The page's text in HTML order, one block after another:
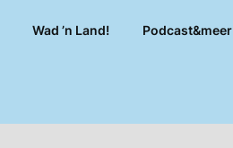
Wad ’n Land! Podcast&meer